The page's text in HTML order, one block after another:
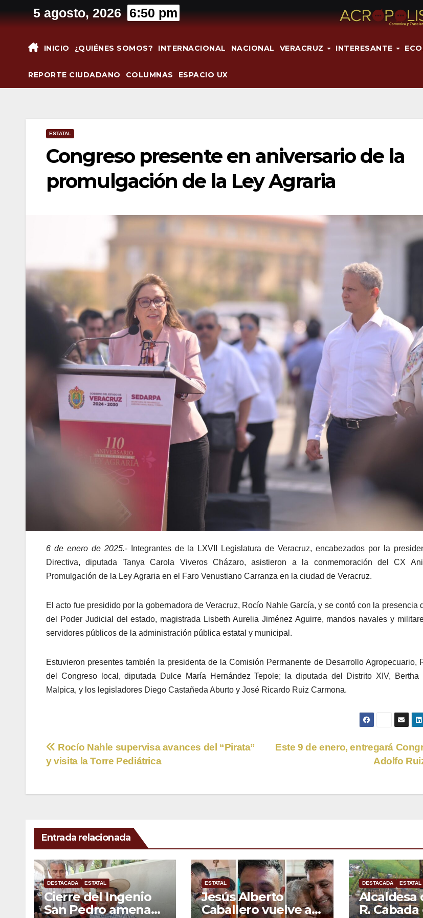
al
5 agosto, 2026 6:50 pm
INICIO ¿QUIÉNES SOMOS? INTERNACIONAL NACIONAL VERACRUZ INTERESANTE
REPORTE CIUDADANO COLUMNAS ESPACIO UX
ESTATAL
Congreso presente en aniversario de la
promulgación de la Ley Agraria
6 de enero de 2025.-Integrantes de la LXVII Legislatura de Veracruz, encabezados por la
Directiva, diputada Tanya Carola Viveros Cházaro, asistieron a la conmemoración del CX
Promulgación de la Ley Agraria en el Faro Venustiano Carranza en la ciudad de Veracruz.
El acto fue presidido por la gobernadora de Veracruz, Rocío Nahle García, y se contó con la presencia
del Poder Judicial del estado, magistrada Lisbeth Aurelia Jiménez Aguirre, mandos navales y
servidores públicos de la administración pública estatal y municipal.
Estuvieron presentes también la presidenta de la Comisión Permanente de Desarrollo Agropecuario,
del Congreso local, diputada Dulce María Hernández Tepole; la diputada del Distrito XIV, Bertha
Malpica, y los legisladores Diego Castañeda Aburto y José Ricardo Ruiz Carmona.
Navegación
de
entradas
Este 9 de enero, entregará
Adolfo
Rocío Nahle supervisa avances del “Pirata”
y visita la Torre Pediátrica
Entrada relacionada
DESTACADA ESTATAL
Cierre del Ingenio
San Pedro amenaza
ESTATAL
Jesús Alberto
Caballero vuelve a
DESTACADA ESTATAL
Alcaldesa
R.